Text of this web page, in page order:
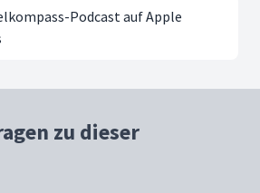
Podcast auf Apple
zu dieser